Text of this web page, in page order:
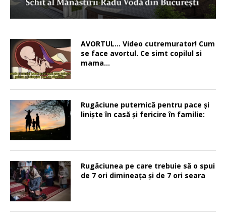
AVORTUL… Video cutremurator! Cum
se face avortul. Ce simt copilul si
mama…
Rugăciune puternică pentru pace şi
linişte în casă şi fericire în familie:
Rugăciunea pe care trebuie să o spui
de 7 ori dimineața și de 7 ori seara